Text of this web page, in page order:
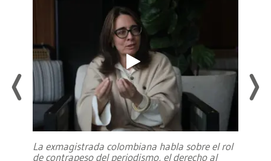
La exmagistrada colombiana habla sobre el rol
de contrapeso del periodismo, el derecho al